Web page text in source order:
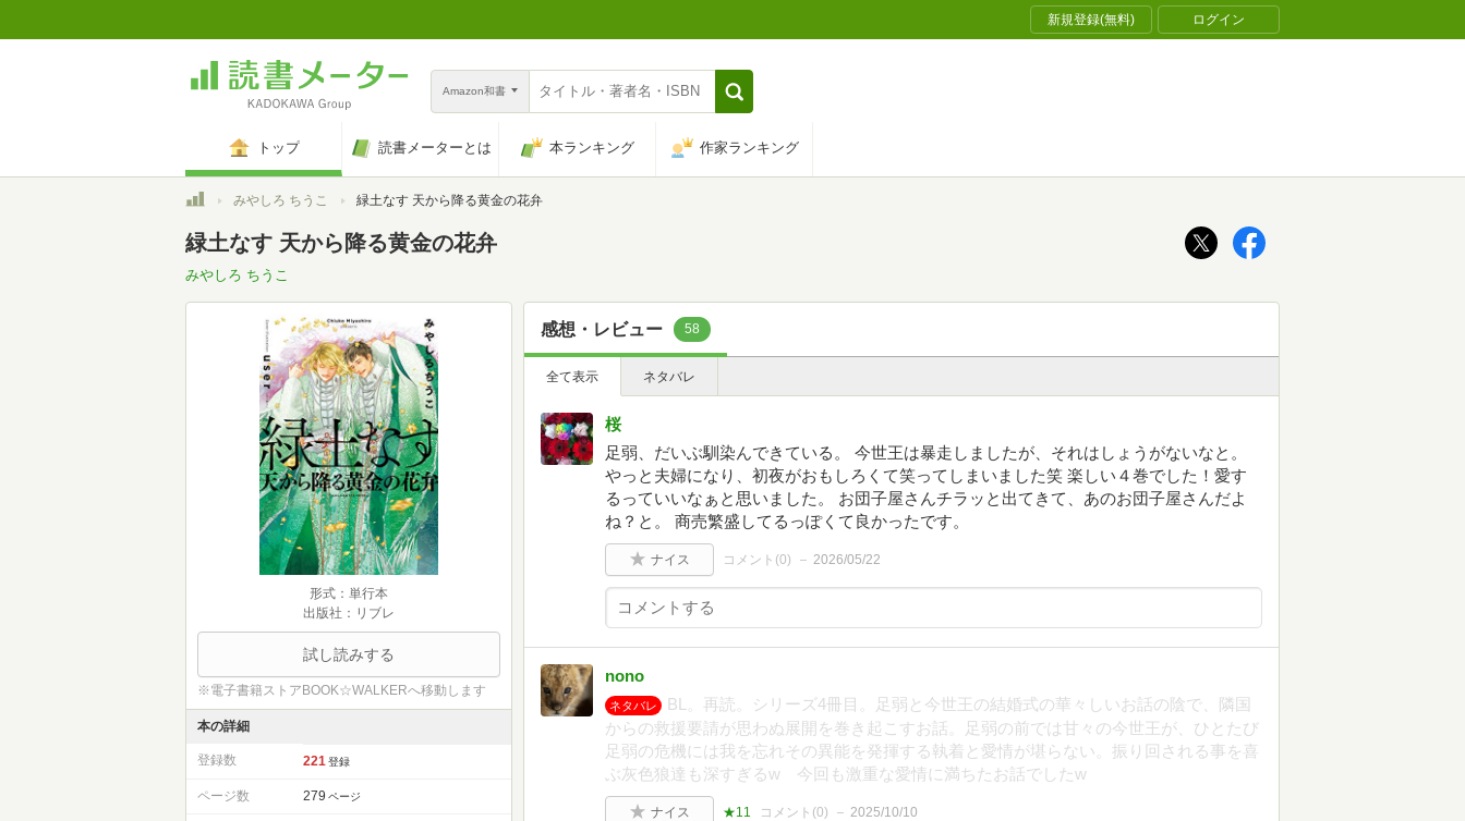
新規登録(無料) ログイン
Amazon和書
トップ 読書メーターとは 本ランキング 作家ランキング
トップみやしろ ちうこ 緑土なす 天から降る黄金の花弁
緑土なす 天から降る黄金の花弁
みやしろ ちうこ
形式：単行本
出版社：リブレ
試し読みする
※電子書籍ストアBOOK☆WALKERへ移動します
本の詳細
登録数 221 登録
ページ数 279 ページ
感想・レビュー 58
全て表示 ネタバレ
桜
足弱、だいぶ馴染んできている。 今世王は暴走しましたが、それはしょうがないなと。
やっと夫婦になり、初夜がおもしろくて笑ってしまいました笑 楽しい４巻でした！愛す
るっていいなぁと思いました。 お団子屋さんチラッと出てきて、あのお団子屋さんだよ
ね？と。 商売繁盛してるっぽくて良かったです。
ナイス コメント(0) 2026/05/22
nono
ネタバレ
BL。再読。シリーズ4冊目。足弱と今世王の結婚式の華々しいお話の陰で、隣国
からの救援要請が思わぬ展開を巻き起こすお話。足弱の前では甘々の今世王が、ひとたび
足弱の危機には我を忘れその異能を発揮する執着と愛情が堪らない。振り回される事を喜
ぶ灰色狼達も深すぎるw 今回も激重な愛情に満ちたお話でしたw
ナイス ★11 コメント(0) 2025/10/10